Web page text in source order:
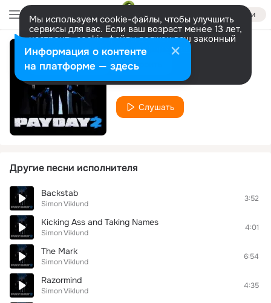
Войти
Мы используем cookie-файлы, чтобы улучшить
сервисы для вас. Если ваш возраст менее 13 лет,
настроить cookie-файлы должен ваш законный
представитель. Больше информации
Разрешить все Настроить
Clean Getaway
Simon Viklund
Слушать
Другие песни исполнителя
Backstab
Simon Viklund
3:52
Kicking Ass and Taking Names
Simon Viklund
4:01
The Mark
Simon Viklund
6:54
Razormind
Simon Viklund
4:35
Информация о контенте
на платформе — здесь